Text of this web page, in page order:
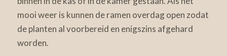
mooi weer is kunnen de ramen overdag open zodat
de planten al voorbereid en enigszins afgehard
worden.